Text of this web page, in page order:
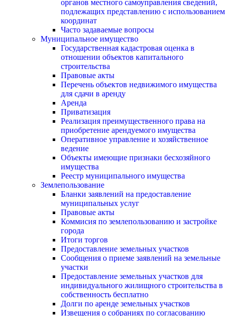
органов местного самоуправления сведений,
подлежащих представлению с использованием
координат
Часто задаваемые вопросы
Муниципальное имущество
Государственная кадастровая оценка в
отношении объектов капитального
строительства
Правовые акты
Перечень объектов недвижимого имущества
для сдачи в аренду
Аренда
Приватизация
Реализация преимущественного права на
приобретение арендуемого имущества
Оперативное управление и хозяйственное
ведение
Объекты имеющие признаки бесхозяйного
имущества
Реестр муниципального имущества
Землепользование
Бланки заявлений на предоставление
муниципальных услуг
Правовые акты
Коммисия по землепользованию и застройке
города
Итоги торгов
Предоставление земельных участков
Сообщения о приеме заявлений на земельные
участки
Предоставление земельных участков для
индивидуального жилищного строительства в
собственность бесплатно
Долги по аренде земельных участков
Извещения о собраниях по согласованию